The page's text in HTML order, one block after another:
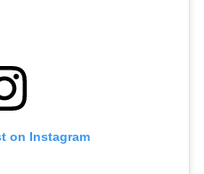
on Instagram